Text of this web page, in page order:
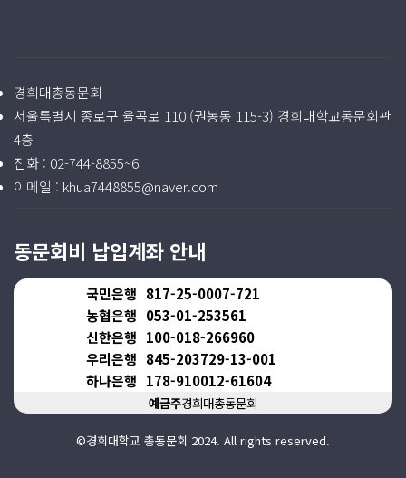
경희대총동문회
서울특별시 종로구 율곡로 110 (권농동 115-3) 경희대학교동문회관
4층
전화 : 02-744-8855~6
이메일 : khua7448855@naver.com
동문회비 납입계좌 안내
국민은행 817-25-0007-721
농협은행 053-01-253561
신한은행 100-018-266960
우리은행 845-203729-13-001
하나은행 178-910012-61604
예금주경희대총동문회
©경희대학교 총동문회 2024. All rights reserved.